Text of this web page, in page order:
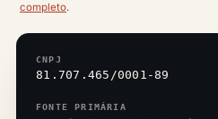
completo.
CNPJ
81.707.465/0001-89
FONTE PRIMÁRIA